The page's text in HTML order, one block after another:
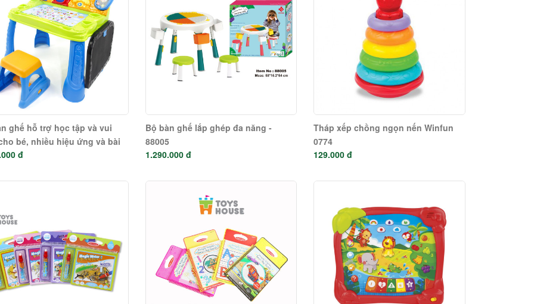
ghế hỗ trợ học tập và vui
bé, nhiều hiệu ứng và bài
dẫn Winfun 1207
đ
Bộ bàn ghế lắp ghép đa năng -
88005
1.290.000 đ
Tháp xếp chồng ngọn nến Winfun
0774
129.000 đ